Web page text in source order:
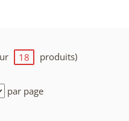
18 produits)
par page